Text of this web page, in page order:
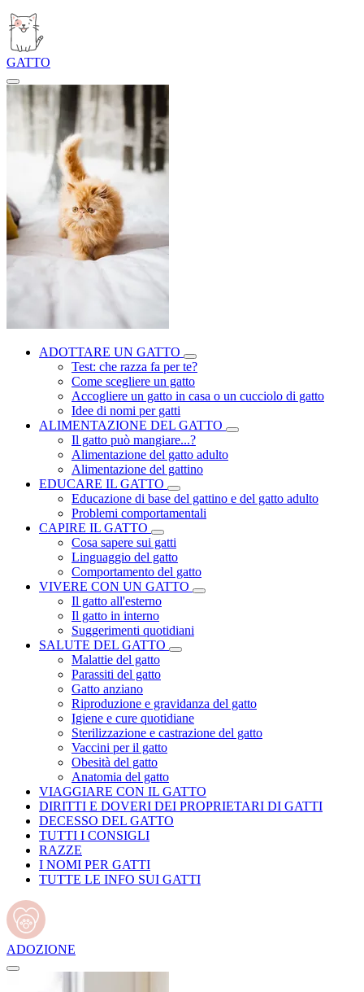
GATTO
ADOTTARE UN GATTO
Test: che razza fa per te?
Come scegliere un gatto
Accogliere un gatto in casa o un cucciolo di gatto
Idee di nomi per gatti
ALIMENTAZIONE DEL GATTO
Il gatto può mangiare...?
Alimentazione del gatto adulto
Alimentazione del gattino
EDUCARE IL GATTO
Educazione di base del gattino e del gatto adulto
Problemi comportamentali
CAPIRE IL GATTO
Cosa sapere sui gatti
Linguaggio del gatto
Comportamento del gatto
VIVERE CON UN GATTO
Il gatto all'esterno
Il gatto in interno
Suggerimenti quotidiani
SALUTE DEL GATTO
Malattie del gatto
Parassiti del gatto
Gatto anziano
Riproduzione e gravidanza del gatto
Igiene e cure quotidiane
Sterilizzazione e castrazione del gatto
Vaccini per il gatto
Obesità del gatto
Anatomia del gatto
VIAGGIARE CON IL GATTO
DIRITTI E DOVERI DEI PROPRIETARI DI GATTI
DECESSO DEL GATTO
TUTTI I CONSIGLI
RAZZE
I NOMI PER GATTI
TUTTE LE INFO SUI GATTI
ADOZIONE